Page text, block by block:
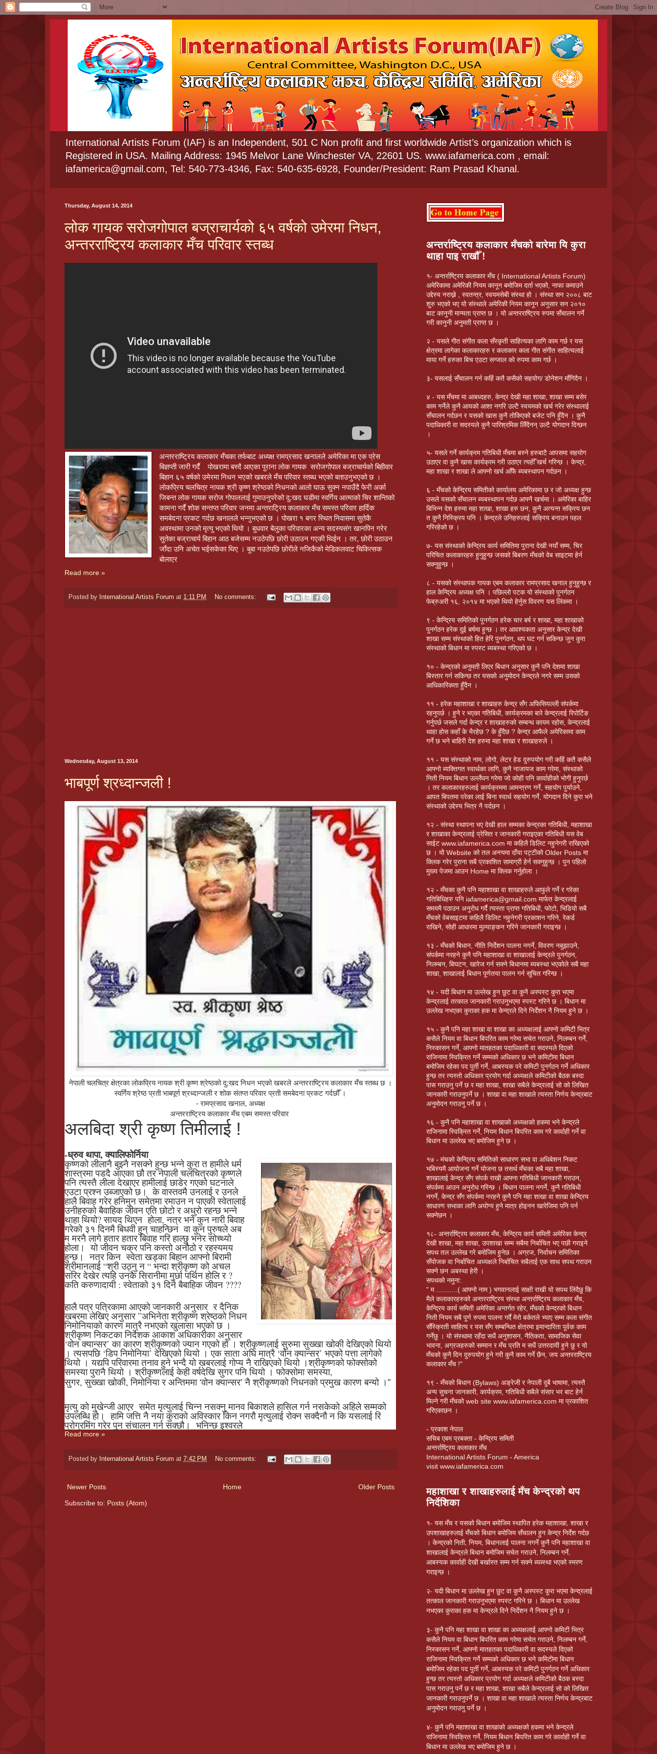
International Artists Forum (IAF) is an Independent, 501 C Non profit and first worldwide Artist’s organization which is
Registered in USA. Mailing Address: 1945 Melvor Lane Winchester VA, 22601 US. www.iafamerica.com , email:
iafamerica@gmail.com, Tel: 540-773-4346, Fax: 540-635-6928, Founder/President: Ram Prasad Khanal.
Thursday, August 14, 2014
लोक गायक सरोजगोपाल बज्राचार्यको ६५ वर्षको उमेरमा निधन,
अन्तरराष्ट्रिय कलाकार मँच परिवार स्तब्ध
अन्तरराष्ट्रिय कलाकार मँचका तर्फबाट अध्यक्ष रामप्रसाद खनालले अमेरिका मा एक प्रेस
बिज्ञप्ती जारी गर्दै पोखरामा बस्दै आएका पुराना लोक गायक सरोजगोपाल बज्राचार्यको बिहीवार
बिहान ६५ वर्षको उमेरमा निधन भएको खबरले मँच परिवार स्तब्ध भएको बताउनुभएको छ ।
लोकप्रिय चलचित्र नायक श्री कृष्ण श्रेष्ठको निधनको आलो घाऊ सुक्न नपाउँदै फेरी अर्का
जिबन्त लोक गायक सरोज गोपाललाई गुमाउनुपरेको दु:खद घडीमा स्वर्गिय आत्माको चिर शान्तिको
कामना गर्दै शोक सन्तप्त परिवार जनमा अन्तराट्रिय कलाकार मँच समस्त परिवार हार्दिक
समबेदना प्रकट गर्दछ खनालले भन्नुभएको छ । पोखरा १ बगर स्थित निवासमा सुतेकै
अवस्थामा उनको मृत्यु भएको थियो । बुधवार बेलुका परिवारका अन्य सदस्यसंग खानपिन गरेर
सुतेका बज्राचार्य बिहान आठ बजेसम्म नउठेपछि छोरी उठाउन गएकी थिईन । तर, छोरी उठाउन
जाँदा उनि अचेत भईसकेका थिए । बुबा नउठेपछि छोरीले नजिकैको मेडिकलवाट चिकित्सक
बोलाएर
Read more »
Posted by International Artists Forum at 1:11 PM No comments:
Wednesday, August 13, 2014
भाबपूर्ण श्रध्दान्जली !
नेपाली चलचित्र क्षेत्रका लोकप्रिय नायक श्री कृष्ण श्रेष्ठको दु:खद निधन भएको खबरले अन्तरराष्ट्रिय कलाकार मँच स्तब्ध छ ।
स्वर्गिय श्रेष्ठ प्रती भाबपूर्ण श्रध्दान्जली र शोक संतप्त परिवार प्रती समबेदना प्रकट गर्दछौँ ।
- रामप्रसाद खनाल, अध्यक्ष
अन्तरराष्ट्रिय कलाकार मँच एबम समस्त परिवार
अलबिदा श्री कृष्ण तिमीलाई !
-ध्रुव थापा, क्यालिफोर्निया
कृष्णको लीलानै बुझ्नै नसक्ने हुन्छ भन्ने कुरा त हामीले धर्म
शास्त्रमा पडदै आएका छौ तर नेपाली चलचित्रको कृष्णले
पनि त्यस्तै लीला देखाएर हामीलाई छाडेर गएको घटनाले
एउटा प्रश्न उब्जाएको छ। के वास्तवमै उनलाई र उनले
हालै बिवाह गरेर हनिमुन समेतमा रमाउन न पाएकी स्वेतालाई
उनीहरुको बैवाहिक जीवन एति छोटो र अधुरो रहन्छ भन्ने
थाहा थियो? सायद थिएन होला, नत्र भने कुन नारी बिवाह
गरेको ३१ दिनमै बिधवी हुन् चाहन्छिन वा कुन पुरुषले अब
म मरनै लागे हतार हतार बिवाह गरि हाल्छु भनेर सोच्थ्यो
होला। यो जीवन चक्र पनि कस्तो अनौठो र रहस्यमय
हुन्छ। नत्र किन स्वेता खड्का बिहान आफ्नो बिरामी
श्रीमानलाई “श्री उठ्नु न “ भन्दा श्रीकृष्ण को अचल
सरिर देखेर त्यहि उनकै सिरानीमा मुर्छा पर्थिन होलि र ?
कति करुणादायी : स्वेताको ३१ दिने बैबाहिक जीवन ????
हालै पत्र पत्रिकामा आएको जानकारी अनुसार र दैनिक
खबरमा लेखिए अनुसार ”अभिनेता श्रीकृष्ण श्रेष्ठको निधन
निमोनियाको कारण मात्रै नभएको खुलासा भएको छ ।
श्रीकृष्ण निकटका निर्देशक आकाश अधिकारीका अनुसार
‘वोन क्यान्सर’ का कारण श्रीकृष्णको ज्यान गएको हो । श्रीकृष्णलाई सुरुमा सुख्खा खोकी देखिएको थियो
। त्यसपछि ‘डिप निमोनिया’ देखिएको थियो । एक साता अघि मात्रै ‘वोन क्यान्सर’ भएको पत्ता लागेको
थियो । यद्यपि परिवारमा तनाव हुने भन्दै यो खबरलाई गोप्य नै राखिएको थियो ।श्रीकृष्णको फोक्सोको
समस्या पुरानै थियो । श्रीकृष्णलाई केही वर्षदेखि सुगर पनि थियो । फोक्सोमा समस्या,
सुगर, सुख्खा खोकी, निमोनिया र अन्तिममा ‘वोन क्यान्सर’ नै श्रीकृष्णको निधनको प्रमुख कारण बन्यो ।”
मृत्यु को मुखेन्जी आएर समेत मृत्युलाई चिन्न नसक्नु मानव बिकाशले हासिल गर्न नसकेको अहिले सम्मको
उपलब्धि हो। हामि जत्ति नै नया कुराको अविस्कार किन नगरौ मृत्युलाई रोक्न सक्दैनौ न कि यसलाई रि
प्रोग्रमिंग गरेर पुन संचालन गर्न सक्छौ। भनिन्छ इश्वरले
Read more »
Posted by International Artists Forum at 7:42 PM No comments:
Newer Posts Older Posts
Home
Subscribe to: Posts (Atom)
अन्तर्राष्ट्रिय कलाकार मँचको बारेमा यि कुरा
थाहा पाइ राखौँ !
१- अन्तर्राष्ट्रिय कलाकार मँच ( International Artists Forum)
अमेरिकामा अमेरिकी नियम कानून बमोजिम दर्ता भएको, नाफा कमाउने
उद्देस्य नराख्ने , स्वतन्त्र, स्वयमसेबी संस्था हो । संस्था सन २००८ बाट
शुरु भएको भए यो संस्थाले अमेरिकी नियम कानून अनुसार सन २०१०
बाट कानुनी मान्यता प्राप्त छ । यो अन्तरराष्ट्रिय रुपमा सँचालन गर्ने
गरी कानुनी अनुमती प्राप्त छ ।
२ - यसले गीत संगीत कला सँस्कृती साहित्यका लागि काम गर्छ र यस
क्षेत्रमा लागेका कलाकारहरु र कलाकार कला गीत संगीत साहित्यलाई
माया गर्ने हरुका बिच एउटा सन्जाल को रुपमा काम गर्छ ।
३- यसलाई सँचालन गर्न कहिं कतै कसैको सहयोग/ डोनेशन माँगिदैन ।
४ - यस मँचमा मा आबध्दहरु, केन्द्र देखी महा शाखा, शाखा सम्म बसेर
काम गर्नेले कुनै आयको आशा नगरि उल्टै स्वयमको खर्च गरेर संस्थालाई
सँचालन गर्दछन र यसको खास कुनै तोकिएको बजेट पनि हुँदैन । कुनै
पदाधिकारी वा सदस्यले कुनै पारिश्रमिक लिँदैनन् उल्टै योगदान दिन्छन
।
५- यसले गर्ने कार्यक्रम गतिबिधी मँचमा बस्ने हरुबाटै आपसमा सहयोग
उठाएर वा कुनै खास कार्यक्रम गरी उठाएर त्यहीँ खर्च गरिन्छ । केन्द्र,
महा शाखा र शाखा ले आफ्नो खर्च आँफै ब्यबस्थापन गर्दछन ।
६ - मँचको केन्द्रिय समितीको कार्यालय अमेरिकामा छ र जो अध्यक्ष हुन्छ
उसले यसको सँचालन ब्यबस्थापन गर्दछ आफ्नै खर्चमा । अमेरिका बाहिर
बिभिन्न देश हरुमा महा शाखा, शाखा हरु छन, कुनै अत्यन्त सक्रिय छन
त कुनै निस्क्रिय पनि । केन्द्रले उनिहरुलाई सक्रिय बनाउन पहल
गरिरहेको छ ।
७- यस संस्थाको केन्द्रिय कार्य समितिमा पुराना देखी नयाँ सम्म, चिर
परिचित कलाकारहरु हुनुहुन्छ जसको बिबरण मँचको वेब साइटमा हेर्न
सक्नुहुन्छ ।
८ - यसको संस्थापक गायक एबम कलाकार रामप्रसाद खनाल हुनुहुन्छ र
हाल केन्द्रिय अध्यक्ष पनि । पछिल्लो पटक यो संस्थाको पुनर्गठन
फेब्रुअरी १६, २०१४ मा भएको थियो हेर्नुस विवरण यस लिंकमा ।
९ - केन्द्रिय समितिको पुनर्गठन हरेक चार बर्ष र शाखा, महा शाखाको
पुनर्गठन हरेक दुई बर्षमा हुन्छ । तर आवश्यकता अनुसार केन्द्र देखी
शाखा सम्म संस्थाको हित हेरि पुनर्गठन, थप घट गर्न सकिन्छ जुन कुरा
संस्थाको बिधान मा स्पस्ट ब्यबस्था गरिएको छ ।
१० - केन्द्रको अनुमती लिएर बिधान अनुसार कुनै पनि देशमा शाखा
बिस्तार गर्न सकिन्छ तर यसको अनुमोदन केन्द्रले नगरे सम्म उसको
आधिकारिकता हुँदैन ।
११ - हरेक महाशाखा र शाखाहरु केन्द्र सँग अफिसियल्ली संपर्कमा
रहनुपर्छ । हुने र भएका गतिबिधी, कार्यक्रमका बारे केन्द्रलाई रिपोर्टिङ
गर्नुपर्छ जसले गर्दा केन्द्र र शाखाहरुको सम्बन्ध कायम रहोस, केन्द्रलाई
थाहा होस कहाँ के भैरहेछ ? के हुँदैछ ? केन्द्र आफैले अमेरिकामा काम
गर्ने छ भने बाहिरी देश हरुमा महा शाखा र शाखाहरुले ।
११ - यस संस्थाको नाम, लोगो, लेटर हेड दुरुपयोग गरी कहिं कतै कसैले
आफ्नो ब्यक्तिगत स्वार्थका लागि, कुनै नाजायज काम गरेमा, संस्थाको
निती नियम बिधान उल्लँघन गरेमा जो कोही पनि कार्वाहीको भोगी हुनुपर्छ
। तर कलाकारहरुलाई कार्यक्रममा आमन्त्रण गर्ने, सहयोग पुर्याउने,
आपत बिपतमा परेका लाई बिना स्वार्थ सहयोग गर्ने, योगदान दिने कुरा भने
संस्थाको उद्देस्य भित्र नै पर्दछन ।
१२ - संस्था स्थापना भए देखी हाल सम्मका केन्द्रका गतिबिधी, महाशाखा
र शाखाका केन्द्रलाई प्रेसित र जानकारी गराइएका गतिबिधी यस वेब
साईट www.iafamerica.com मा कहिलै डिलिट नहुनेगरी राखिएको
छ । योे Website को तल अन्त्यमा दाँया पट्टीको Older Posts मा
क्लिक गरेर पुराना सबै प्रकाशित सामाग्री हेर्न सक्नुहुन्छ । पुन पहिलो
मुख्य पेजमा आउन Home मा क्लिक गर्नुहोला ।
१२ - मँचका कुनै पनि महाशाखा वा शाखाहरुले आफुले गर्ने र गरेका
गतिबिधिहरु पनि iafamerica@gmail.com मार्फत केन्द्रलाई
समयमै पठाउन अनुरोध गर्दै त्यस्ता प्राप्त गतिबिधी, फोटो, भिडियो सबै
मँचको वेबसाइटमा कहिलै डिलिट नहुनेगरी प्रकाशन गरिने, रेकर्ड
राखिने, सोही आधारमा मुल्याङ्कन गरिने जानकारी गराइन्छ ।
१३ - मँचको बिधान, नीति निर्देशन पालना नगर्ने, विवरण नबुझाउने,
संपर्कमा नरहने कुनै पनि महाशाखा वा शाखालाई केन्द्रले पुनर्गठन,
निलम्बन, बिघटन, खारेज गर्न सक्ने बिधानमा ब्यबस्था भएकोले सबै महा
शाखा, शाखालाई बिधान पूर्णतया पालन गर्न सूचित गरिन्छ ।
१४ - यदी बिधान मा उल्लेख हुन छुट वा कुनै अस्पस्ट कुरा भएमा
केन्द्रलाई तत्काल जानकारी गराउनुभएमा स्पस्ट गरिने छ । बिधान मा
उल्लेख नभएका कुराका हक मा केन्द्रले दिने निर्देशन नै नियम हुने छ ।
१५ - कुनै पनि महा शाखा वा शाखा का अध्यक्षलाई आफ्नो कमिटी भित्र
कसैले नियम वा बिधान बिपरित काम गरेमा सचेत गराउने, निलम्बन गर्ने,
निस्कासन गर्ने, आफ्नो मातहतका पदाधिकारी वा सदस्यले दिएको
राजिनामा स्विक्रित गर्ने सम्मको अधिकार छ भने कमिटीमा बिधान
बमोजिम रहेका पद पुर्ती गर्ने, आबस्यक परे कमिटी पुनर्गठन गर्ने अधिकार
हुन्छ तर त्यस्तो अधिकार प्रयोग गर्दा अध्यक्षले कमिटीको बैठक बस्दा
पास गराउनु पर्ने छ र महा शाखा, शाखा सबैले केन्द्रलाई सो को लिखित
जानकारी गराउनुपर्ने छ । शाखा वा महा शाखाले त्यस्ता निर्णय केन्द्रबाट
अनुमोदन गराउनु पर्ने छ ।
१६ - कुनै पनि महाशाखा वा शाखाको अध्यक्षको हकमा भने केन्द्रले
राजिनामा स्विक्रित गर्ने, नियम बिधान बिपरित काम गरे कार्वाही गर्ने वा
बिधान मा उल्लेख भए बमोजिम हुने छ ।
१७ - मंचको केन्द्रिय समितिको साधारण सभा वा अधिबेशन निकट
भबिस्यमै आयोजना गर्ने योजना छ तसर्थ मँचका सबै महा शाखा,
शाखालाई केन्द्र सँग संपर्क राखी आफ्ना गतिबिधी जानकारी गराउन,
संपर्कमा आउन अनुरोध गरिन्छ । बिधान पालना नगर्ने, कुनै गतिबिधी
नगर्ने, केन्द्र सँग संपर्कमा नरहने कुनै पनि महा शाखा वा शाखा केन्द्रिय
साधारण सभाका लागि अयोग्य हुने मात्र होइनन खारेजिमा पनि पर्न
सक्नेछन ।
१८- अन्तर्राष्ट्रिय कलाकार मँच, केन्द्रिय कार्य समिती अमेरिका केन्द्र
देखी शाखा, महा शाखा, उपशाखा सम्म सबैमा निर्बाचित भए पछी गराइने
सपथ तल उल्लेख गरे बमोजिम हुनेछ । अग्रज, निर्वाचन समितिका
सँयोजक वा निर्बाचित अध्यक्षले निर्बाचित सबैलाई एक साथ सपथ गराउन
सक्ने छन अबस्था हेरी ।
सपथको नमुना:
" म ...........( आफ्नो नाम ) भगवानलाई साक्षी राखी यो सपथ लिंदैछु कि
मैले कलाकारहरुको अन्तरराष्ट्रिय संस्था अन्तर्राष्ट्रिय कलाकार मँच,
केन्द्रिय कार्य समिती अमेरिका अन्तर्गत रहेर, मँचको केन्द्रको बिधान
निती नियम सबै पूर्ण रुपमा पालना गर्दै मेरो बर्कतले भ्याए सम्म कला संगीत
सँस्क्रिती साहित्य र यस सँग सम्बन्धित क्षेत्रमा इमान्दारिता पूर्वक काम
गर्नेछु । यो संस्थामा रहँदा सधैं अनुशासन, नैतिकता, सामाजिक सेवा
भावना, अग्रजहरुको सम्मान र मँच प्रति म सधैं उत्तरदायी हुने छु र यो
मँचको कुनै दिन दुरुपयोग हुने गरी कुनै काम गर्ने छैन, जय अन्तरराष्ट्रिय
कलाकार मँच !"
१९ - मँचको बिधान (Bylaws) अङ्रेजी र नेपाली दुबै भाषामा, त्यस्तै
अन्य सुचना जानकारी, कार्यक्रम, गतिबिधी सबैले संसार भर बाट हेर्न
मिल्ने गरी मँचको web site www.iafamerica.com मा प्रकाशित
गरिएकाछन ।
- प्रकाश नेपाल
सचिब एबम प्रबक्ता - केन्द्रिय समिती
अन्तर्राष्ट्रिय कलाकार मँच
International Artists Forum - America
visit www.iafamerica.com
महाशाखा र शाखाहरुलाई मँच केन्द्रको थप
निर्देशिका
१- यस मँच र यसको बिधान बमोजिम स्थापित हरेक महाशाखा, शाखा र
उपशाखाहरुलाई मँचको बिधान बमोजिम सँचालन हुन केन्द्र निर्देश गर्दछ
। केन्द्रको निती, नियम, बिधानलाई पालना नगर्ने कुनै पनि महाशाखा वा
शाखालाई केन्द्रले बिधान बमोजिम सचेत गराउने, निलम्बन गर्ने,
आबस्यक कार्वाही देखी बर्खास्त सम्म गर्न सक्ने ब्यब्स्था भएको स्मरण
गराइन्छ ।
२- यदी बिधान मा उल्लेख हुन छुट वा कुनै अस्पस्ट कुरा भएमा केन्द्रलाई
तत्काल जानकारी गराउनुभएमा स्पस्ट गरिने छ । बिधान मा उल्लेख
नभएका कुराका हक मा केन्द्रले दिने निर्देशन नै नियम हुने छ ।
३- कुनै पनि महा शाखा वा शाखा का अध्यक्षलाई आफ्नो कमिटी भित्र
कसैले नियम वा बिधान बिपरित काम गरेमा सचेत गराउने, निलम्बन गर्ने,
निस्कासन गर्ने, आफ्नो मातहतका पदाधिकारी वा सदस्यले दिएको
राजिनामा स्विक्रित गर्ने सम्मको अधिकार छ भने कमिटीमा बिधान
बमोजिम रहेका पद पुर्ती गर्ने, आबस्यक परे कमिटी पुनर्गठन गर्ने अधिकार
हुन्छ तर त्यस्तो अधिकार प्रयोग गर्दा अध्यक्षले कमिटीको बैठक बस्दा
पास गराउनु पर्ने छ र महा शाखा, शाखा सबैले केन्द्रलाई सो को लिखित
जानकारी गराउनुपर्ने छ । शाखा वा महा शाखाले त्यस्ता निर्णय केन्द्रबाट
अनुमोदन गराउनु पर्ने छ ।
४- कुनै पनि महाशाखा वा शाखाको अध्यक्षको हकमा भने केन्द्रले
राजिनामा स्विक्रित गर्ने, नियम बिधान बिपरित काम गरे कार्वाही गर्ने वा
बिधान मा उल्लेख भए बमोजिम हुने छ ।